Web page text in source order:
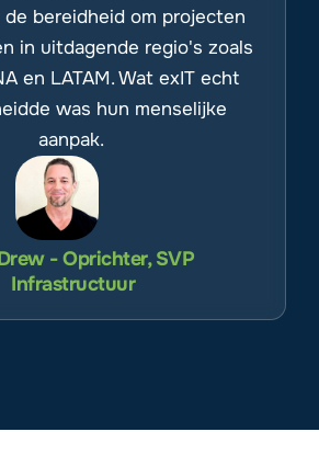
bereidheid om projecten
in uitdagende regio's zoals
en LATAM. Wat exIT echt
was hun menselijke
aanpak.
- Oprichter, SVP
Infrastructuur